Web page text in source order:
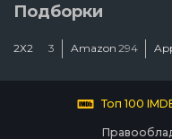
Подборки
2Х2 3 Amazon 294
Топ 100